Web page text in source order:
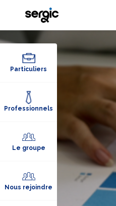
Particuliers
Professionnels
Le groupe
Nous rejoindre